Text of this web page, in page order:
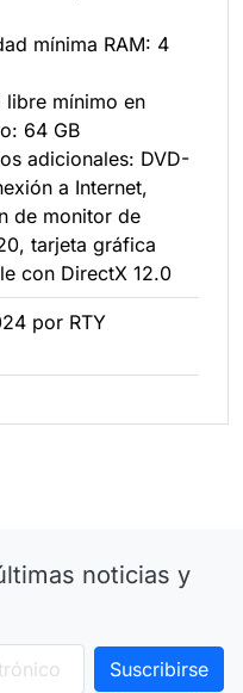
mínima RAM: 4
libre mínimo en
64 GB
adicionales: DVD-
a Internet,
de monitor de
tarjeta gráfica
con DirectX 12.0
por RTY
noticias y